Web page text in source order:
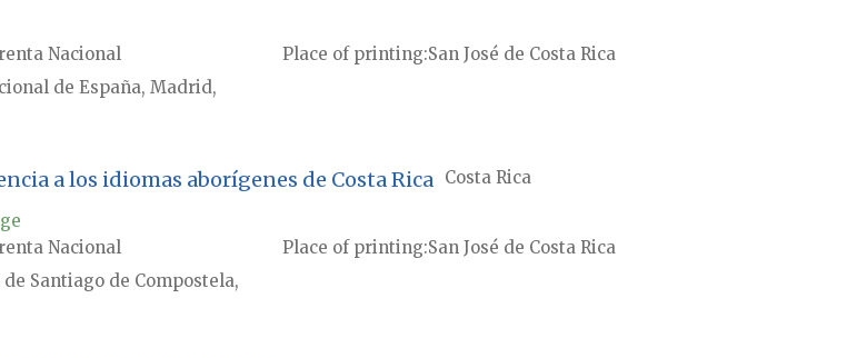
Nacional Place of printing San José de Costa Rica
de España, Madrid,
a los idiomas aborígenes de Costa Rica Costa Rica
Nacional Place of printing San José de Costa Rica
Santiago de Compostela,